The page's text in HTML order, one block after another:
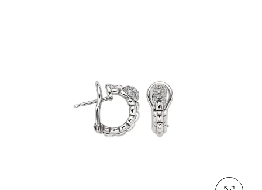
Neu bei Vogl: Uhren von Grand Seiko
Neu bei Vogl: Cartier